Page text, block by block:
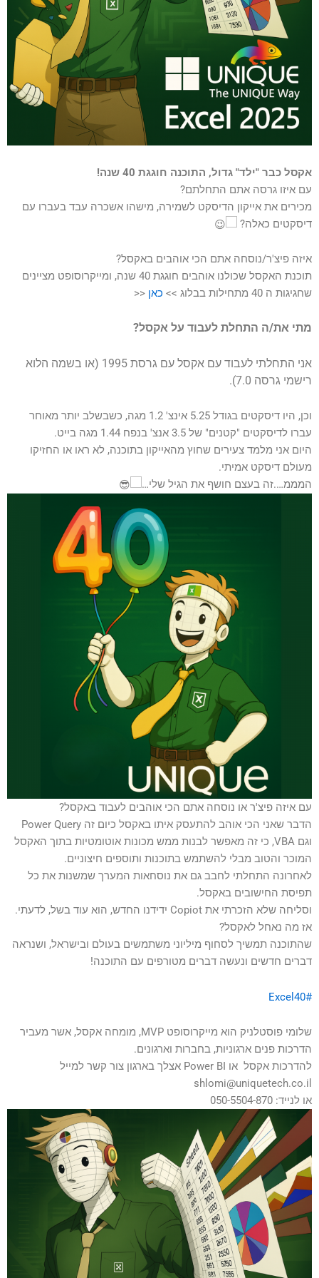
font_download סמן קישורים
לאפס
האפשרויות
אקסל כבר "ילד" גדול, התוכנה חוגגת 40 שנה!
עם איזו גרסה אתם התחלתם?
מכירים את אייקון הדיסקט לשמירה, מישהו אשכרה עבד בעברו עם
דיסקטים כאלה?
איזה פיצ'ר/נוסחה אתם הכי אוהבים באקסל?
תוכנת האקסל שכולנו אוהבים חוגגת 40 שנה, ומייקרוסופט מציינים
שחגיגות ה 40 מתחילות בבלוג >>
כאן <<
מתי את/ה התחלת לעבוד על אקסל?
אני התחלתי לעבוד עם אקסל עם גרסת 1995 (או בשמה הלוא
רישמי גרסה 7.0).
וכן, היו דיסקטים בגודל 5.25 אינצ' 1.2 מגה, כשבשלב יותר מאוחר
עברו לדיסקטים "קטנים" של 3.5 אנצ' בנפח 1.44 מגה בייט.
היום אני מלמד צעירים שחוץ מהאייקון בתוכנה, לא ראו או החזיקו
מעולם דיסקט אמיתי.
המממ….זה בעצם חושף את הגיל שלי…
עם איזה פיצ'ר או נוסחה אתם הכי אוהבים לעבוד באקסל?
הדבר שאני הכי אוהב להתעסק איתו באקסל כיום זה Power Query
וגם VBA, כי זה מאפשר לבנות ממש מכונות אוטומטיות בתוך האקסל
המוכר והטוב מבלי להשתמש בתוכנות ותוספים חיצוניים.
לאחרונה התחלתי לחבב גם את נוסחאות המערך שמשנות את כל
תפיסת החישובים באקסל.
וסליחה שלא הזכרתי את Copiot ידידנו החדש, הוא עוד בשל, לדעתי.
אז מה נאחל לאקסל?
שהתוכנה תמשיך לסחוף מיליוני משתמשים בעולם ובישראל, ושנראה
דברים חדשים ונעשה דברים מטורפים עם התוכנה!
#Excel40
שלומי פוסטלניק הוא מייקרוסופט MVP, מומחה אקסל, אשר מעביר
הדרכות פנים ארגוניות, בחברות וארגונים.
להדרכות אקסל או Power BI אצלך בארגון צור קשר למייל
shlomi@uniquetech.co.il
או לנייד: 050-5504-870